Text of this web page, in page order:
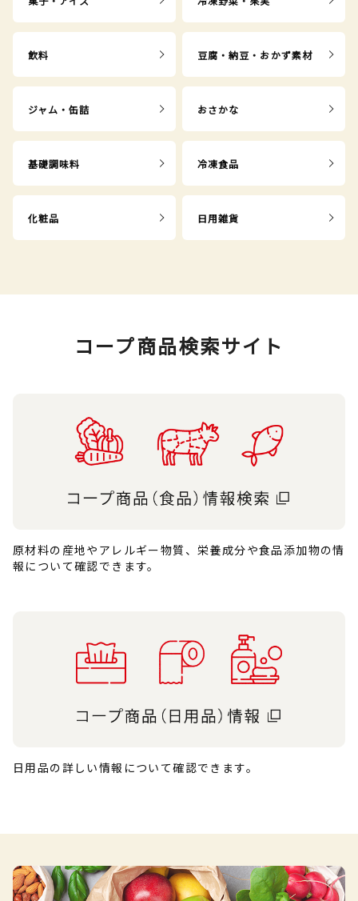
飲料 豆腐・納豆・おかず素材
ジャム・缶詰 おさかな
基礎調味料 冷凍食品
化粧品 日用雑貨
コープ商品検索サイト
原材料の産地やアレルギー物質、栄養成分や食品添加物の情
報について確認できます。
日用品の詳しい情報について確認できます。